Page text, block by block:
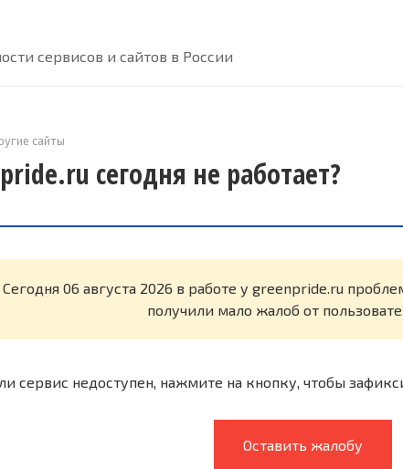
сервисов и сайтов в России
сайты
сегодня не работает?
Cегодня 06 августа 2026 в работе у greenpride.ru
получили мало жалоб от
сервис недоступен, нажмите на кнопку, чтобы
Оставить жалобу